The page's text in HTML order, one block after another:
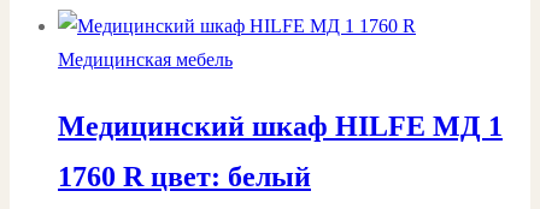
Медицинская мебель
Медицинский шкаф HILFE МД 1
1760 R цвет: белый